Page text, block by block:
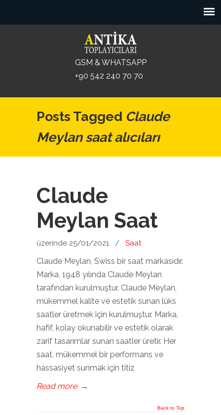
GSM & WHATSAPP
+90 542 240 70 70
Posts Tagged Claude
Meylan saat alıcıları
Claude
Meylan Saat
üzerinde 25/01/2021 / Saat
Claude Meylan, Swiss bir saat markasıdır.
Marka, 1948 yılında Claude Meylan
tarafından kurulmuştur. Claude Meylan,
mükemmel kalite ve estetik sunan lüks
saatler üretmek için kurulmuştur. Marka,
hafif, kolay okunabilir ve estetik olarak
zarif tasarımlar sunan saatler üretir. Her
saat, mükemmel bir performans ve
hassasiyet sunmak için titiz
Read more →
Back to Top